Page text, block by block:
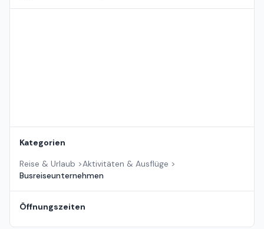
Kategorien
Reise & Urlaub >Aktivitäten & Ausflüge >
Busreiseunternehmen
Öffnungszeiten